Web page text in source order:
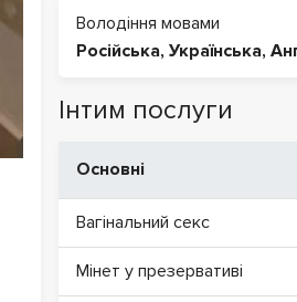
Володіння мовами
Російська, Українська,
Інтим послуги
Основні
Вагінальний секс
Мінет у презервативі